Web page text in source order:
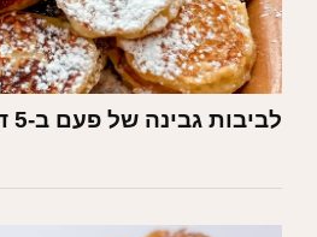
לביבות גבינה של פעם ב-5 דקות עבודה